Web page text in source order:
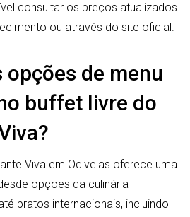
consultar os preços atualizados
ou através do site oficial.
opções de menu
buffet livre do
Viva em Odivelas oferece uma
opções da culinária
pratos internacionais, incluindo